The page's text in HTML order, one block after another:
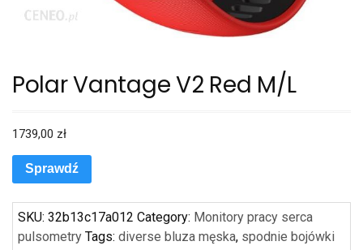
Polar Vantage V2 Red M/L
1739,00 zł
Sprawdź
SKU: 32b13c17a012 Category: Monitory pracy serca
pulsometry Tags: diverse bluza męska, spodnie bojówki